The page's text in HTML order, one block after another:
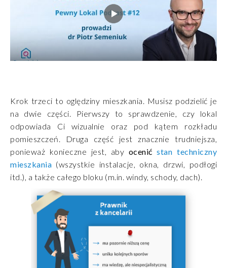
Krok trzeci to oględziny mieszkania. Musisz podzielić je
na dwie części. Pierwszy to sprawdzenie, czy lokal
odpowiada Ci wizualnie oraz pod kątem rozkładu
pomieszczeń. Druga część jest znacznie trudniejsza,
ponieważ konieczne jest, aby ocenićstan techniczny
mieszkania (wszystkie instalacje, okna, drzwi, podłogi
itd.), a także całego bloku (m.in. windy, schody, dach).